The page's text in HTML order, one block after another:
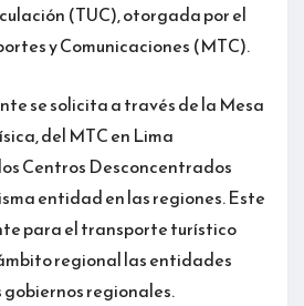
(TUC), otorgada por el
y Comunicaciones (MTC).
se solicita a través de la Mesa
del MTC en Lima
Centros Desconcentrados
entidad en las regiones. Este
para el transporte turístico
regional las entidades
regionales.